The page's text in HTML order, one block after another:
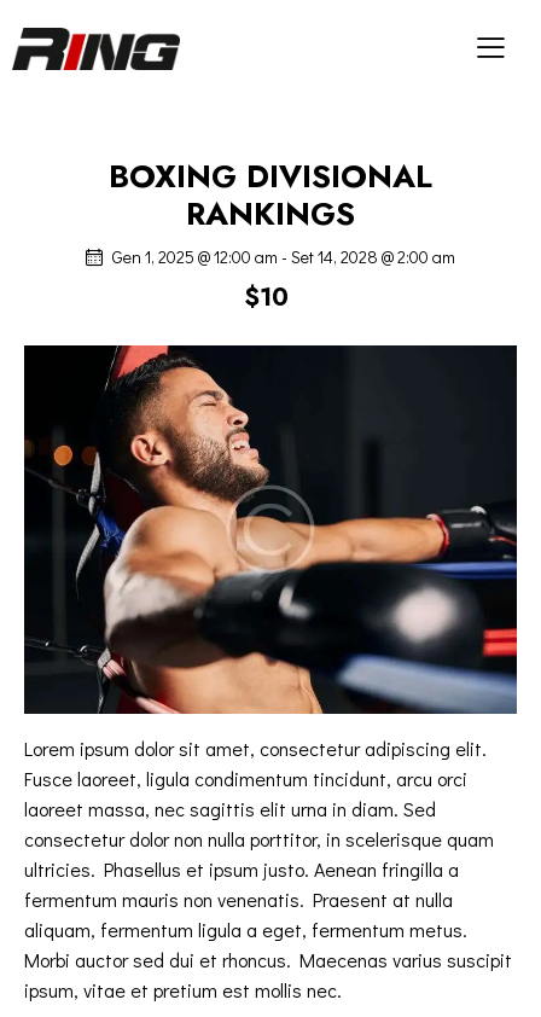
BOXING DIVISIONAL
RANKINGS
Gen 1, 2025 @ 12:00 am - Set 14, 2028 @ 2:00 am
$10
Lorem ipsum dolor sit amet, consectetur adipiscing elit.
Fusce laoreet, ligula condimentum tincidunt, arcu orci
laoreet massa, nec sagittis elit urna in diam. Sed
consectetur dolor non nulla porttitor, in scelerisque quam
ultricies. Phasellus et ipsum justo. Aenean fringilla a
fermentum mauris non venenatis. Praesent at nulla
aliquam, fermentum ligula a eget, fermentum metus.
Morbi auctor sed dui et rhoncus. Maecenas varius suscipit
ipsum, vitae et pretium est mollis nec.